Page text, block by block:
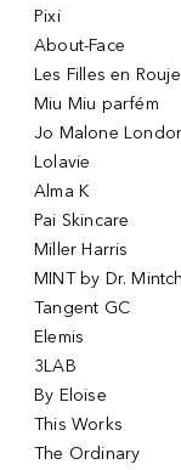
Pixi
About-Face
Les Filles en Rouje
Miu Miu parfém
Jo Malone
Lolavie
Alma K
Pai Skincare
Miller Harris
MINT by Dr.
Tangent GC
Elemis
3LAB
By Eloise
This Works
The Ordinary